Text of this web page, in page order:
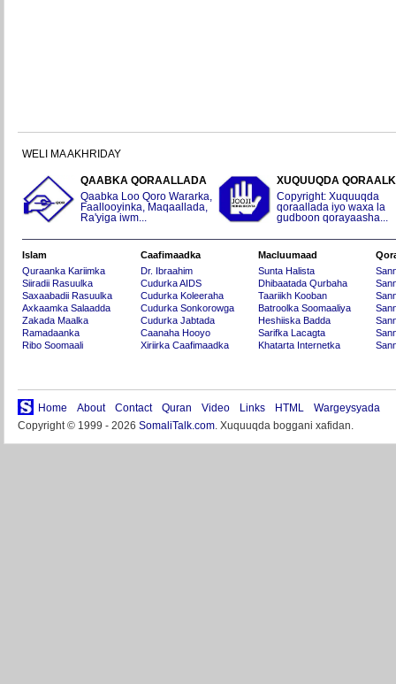
WELI MA AKHRIDAY
QAABKA QORAALLADA
Qaabka Loo Qoro Wararka,
Faallooyinka, Maqaallada,
Ra'yiga iwm...
XUQUUQDA
Copyright: Xuquuqda
qoraallada iyo waxa la
gudboon qorayaasha...
Islam
Quraanka Kariimka
Siiradii Rasuulka
Saxaabadii Rasuulka
Axkaamka Salaadda
Zakada Maalka
Ramadaanka
Ribo Soomaali
Caafimaadka
Dr. Ibraahim
Cudurka AIDS
Cudurka Koleeraha
Cudurka Sonkorowga
Cudurka Jabtada
Caanaha Hooyo
Xiriirka Caafimaadka
Macluumaad
Sunta Halista
Dhibaatada Qurbaha
Taariikh Kooban
Batroolka Soomaaliya
Heshiiska Badda
Sarifka Lacagta
Khatarta Internetka
Home About Contact Quran Video Links HTML
Wargeysyada
Copyright © 1999 - 2026 SomaliTalk.com. Xuquuqda boggani xafidan.